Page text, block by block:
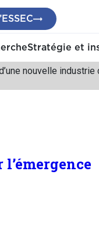
Stratégie et
nouvelle industrie